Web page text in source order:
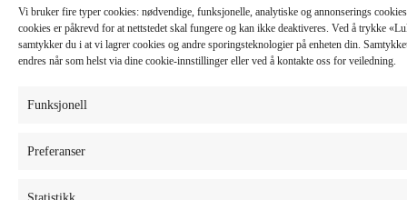
Vi bruker fire typer cookies: nødvendige, funksjonelle, analytiske og annonserings
cookies er påkrevd for at nettstedet skal fungere og kan ikke deaktiveres. Ved å trykke
samtykker du i at vi lagrer cookies og andre sporingsteknologier på enheten din.
endres når som helst via dine cookie-innstillinger eller ved å kontakte oss for veiledning.
Funksjonell
Preferanser